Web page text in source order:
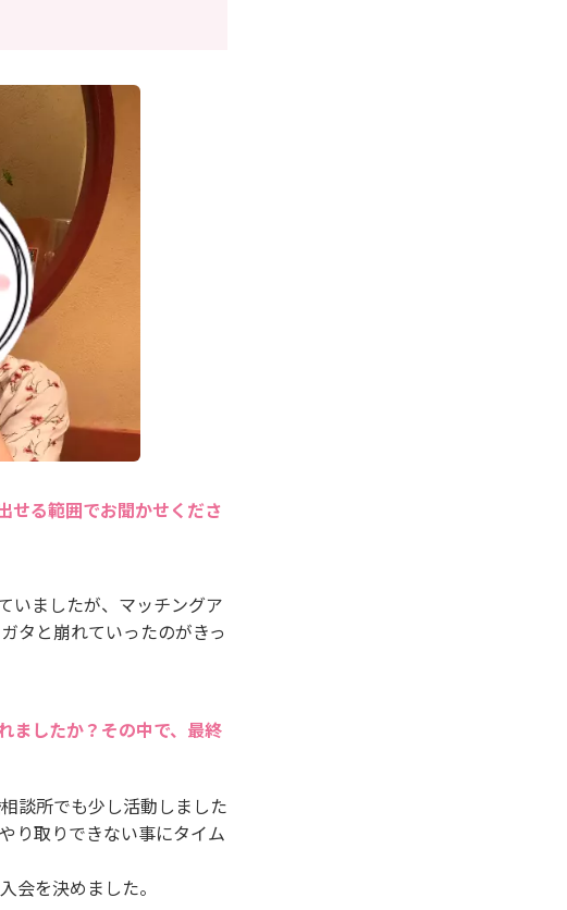
せる範囲でお聞かせくださ
いましたが、マッチングア
タと崩れていったのがきっ
ましたか？その中で、最終
談所でも少し活動しました
り取りできない事にタイム
会を決めました。